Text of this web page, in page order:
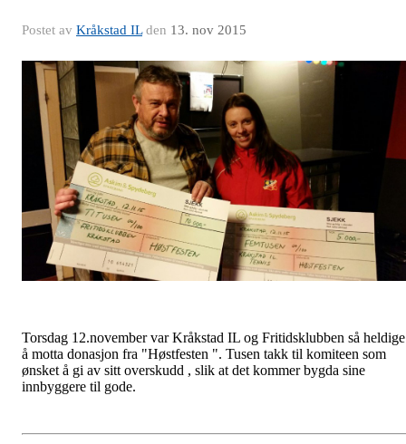
Postet av Kråkstad ILden 13. nov 2015
Torsdag 12.november var Kråkstad IL og Fritidsklubben så heldige
å motta donasjon fra "Høstfesten ". Tusen takk til komiteen som
ønsket å gi av sitt overskudd , slik at det kommer bygda sine
innbyggere til gode.